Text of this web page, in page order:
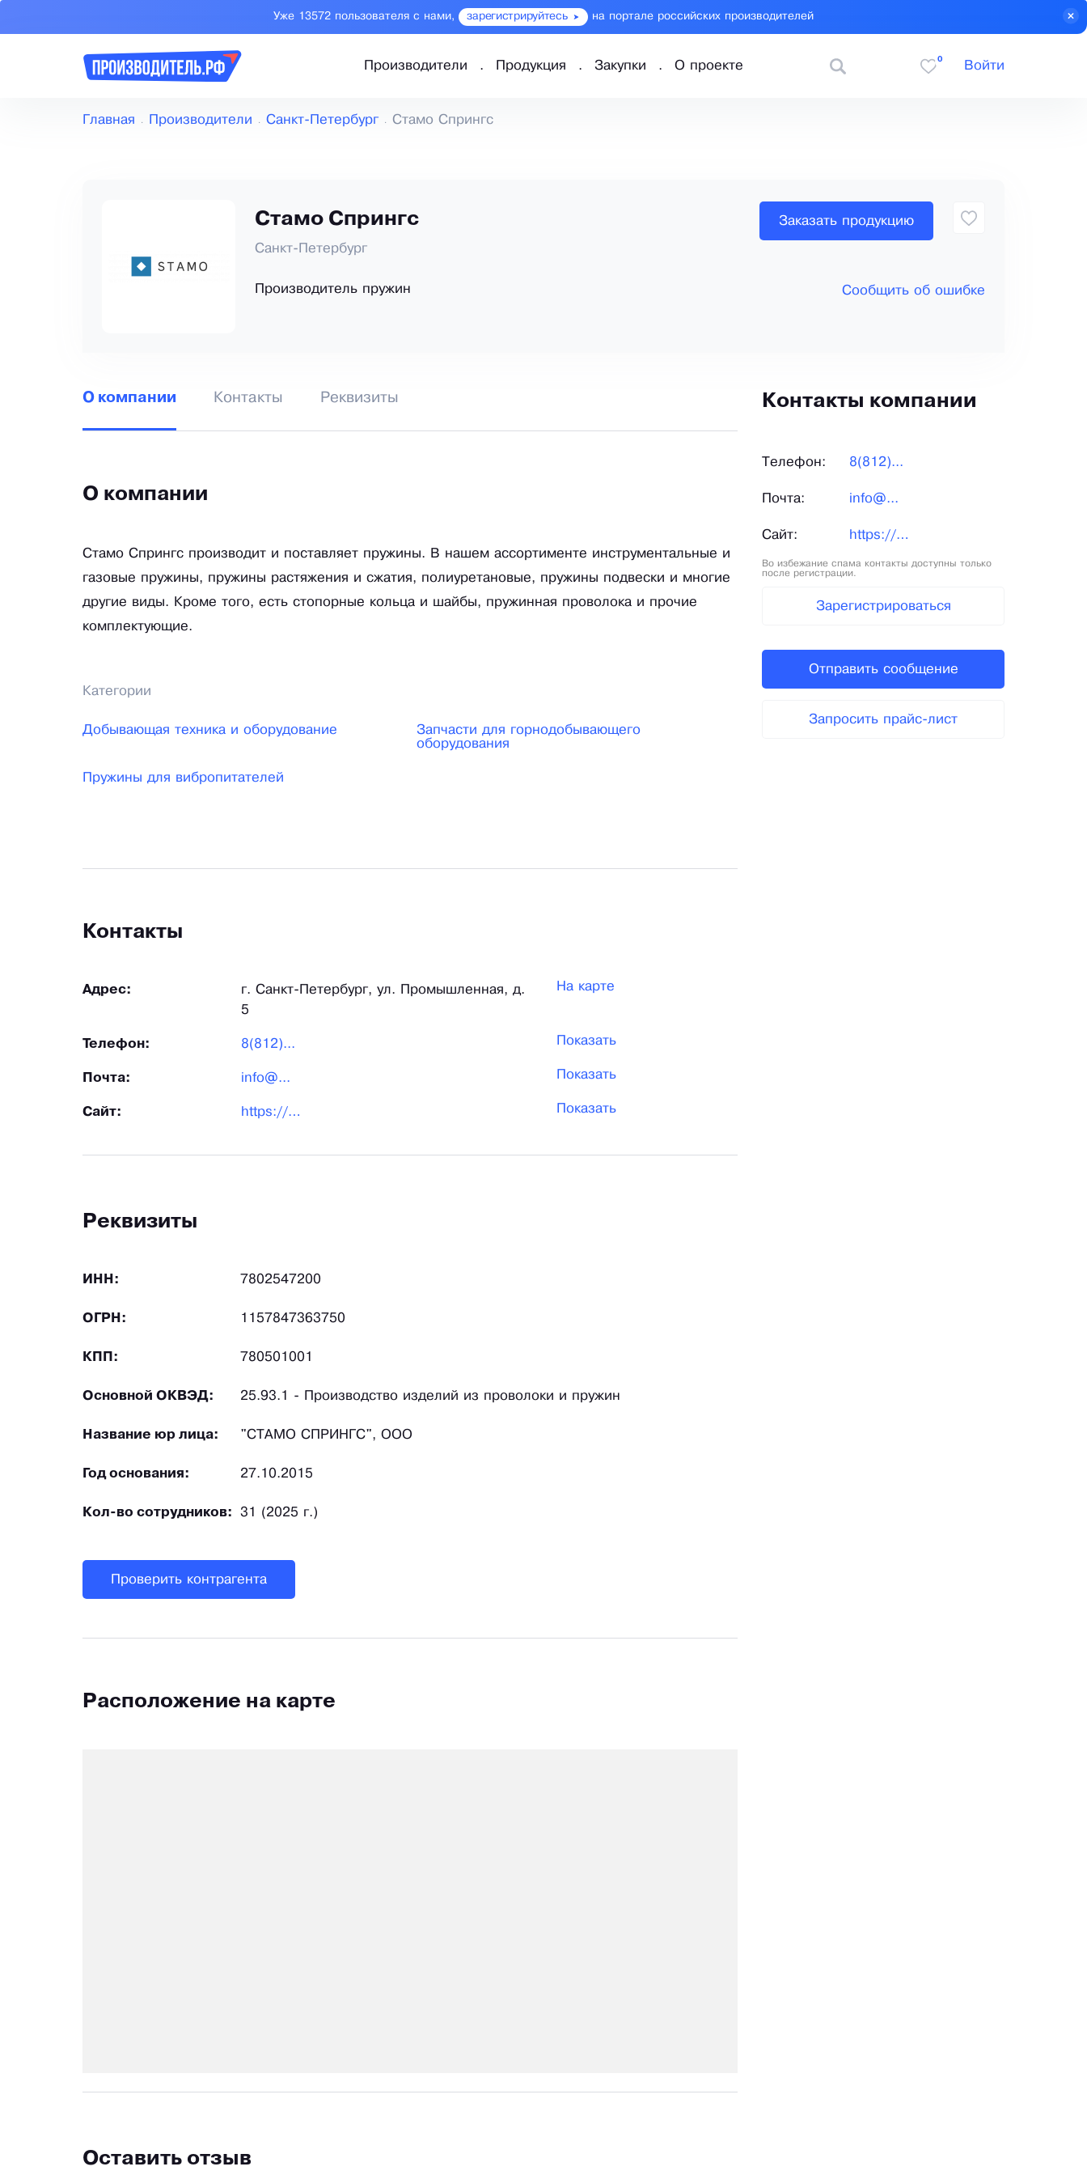
Уже 13572 пользователя с нами, зарегистрируйтесь на портале российских производителей
Производители Продукция Закупки О проекте
0
Войти
Главная Производители Санкт-Петербург Стамо Спрингс
Стамо Спрингс
Санкт-Петербург
Производитель пружин
Заказать продукцию
Сообщить об ошибке
О компании Контакты Реквизиты
О компании
Стамо Спрингс производит и поставляет пружины. В нашем ассортименте инструментальные и
газовые пружины, пружины растяжения и сжатия, полиуретановые, пружины подвески и многие
другие виды. Кроме того, есть стопорные кольца и шайбы, пружинная проволока и прочие
комплектующие.
Категории
Добывающая техника и оборудование
Запчасти для горнодобывающего
оборудования
Пружины для вибропитателей
Контакты
Адрес:
г. Санкт-Петербург, ул. Промышленная, д.
5
На карте
Телефон: 8(812)... Показать
Почта: info@... Показать
Сайт: https://prugini-spb.ru/ Показать
Реквизиты
ИНН: 7802547200
ОГРН: 1157847363750
КПП: 780501001
Основной ОКВЭД: 25.93.1 - Производство изделий из проволоки и пружин
Название юр лица: "СТАМО СПРИНГС", ООО
Год основания: 27.10.2015
Кол-во сотрудников: 31 (2025 г.)
Проверить контрагента
Расположение на карте
Оставить отзыв
Контакты компании
Телефон: 8(812)...
Почта: info@...
Сайт: https://prugini-spb.ru/
Во избежание спама контакты доступны только
после регистрации.
Зарегистрироваться
Отправить сообщение
Запросить прайс-лист